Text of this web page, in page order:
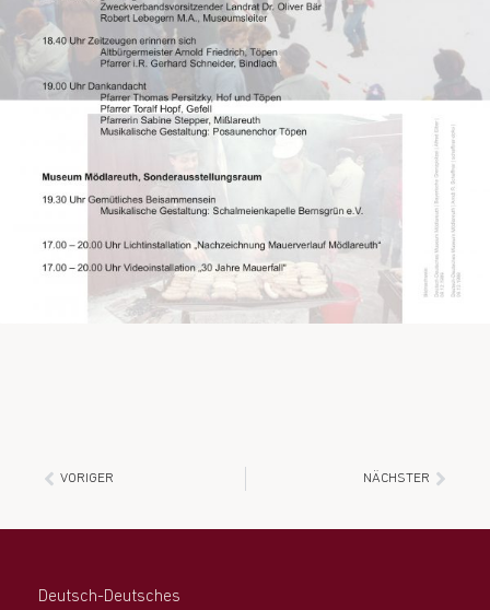
VORIGER NÄCHSTER
Deutsch-Deutsches